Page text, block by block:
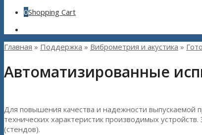
0Shopping Cart
Главная » Поддержка » Виброметрия и акустика »
Автоматизированные
Для повышения качества и надежности выпускаемой
технических характеристик производимых
(стендов).